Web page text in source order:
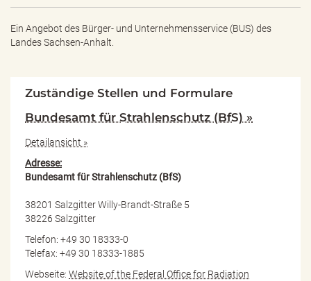
Ein Angebot des Bürger- und Unternehmensservice (BUS) des
Landes Sachsen-Anhalt.
Zuständige Stellen und Formulare
Bundesamt für Strahlenschutz (BfS) »
Detailansicht »
Adresse:
Bundesamt für Strahlenschutz (BfS)
38201 Salzgitter Willy-Brandt-Straße 5
38226 Salzgitter
Telefon: +49 30 18333-0
Telefax: +49 30 18333-1885
Webseite: Website of the Federal Office for Radiation